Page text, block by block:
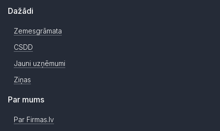
Dažādi
Zemesgrāmata
CSDD
Jauni uzņēmumi
Ziņas
Par mums
Par Firmas.lv